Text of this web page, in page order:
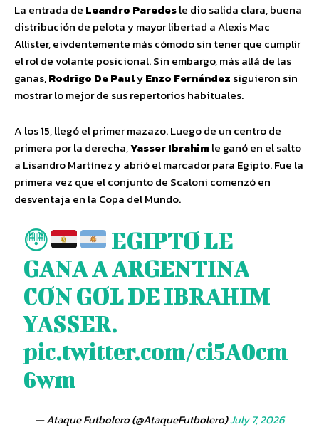
La entrada de Leandro Paredesle dio salida clara, buena
distribución de pelota y mayor libertad a Alexis Mac
Allister, eivdentemente más cómodo sin tener que cumplir
el rol de volante posicional. Sin embargo, más allá de las
ganas,Rodrigo De PaulyEnzo Fernández siguieron sin
mostrar lo mejor de sus repertorios habituales.
A los 15, llegó el primer mazazo. Luego de un centro de
primera por la derecha,Yasser Ibrahimle ganó en el salto
a Lisandro Martínez y abrió el marcador para Egipto. Fue la
primera vez que el conjunto de Scaloni comenzó en
desventaja en la Copa del Mundo.
😳
EGIPTO LE
GANA A ARGENTINA
CON GOL DE IBRAHIM
YASSER.
pic.twitter.com/ci5A0cm
6wm
— Ataque Futbolero (@AtaqueFutbolero)July 7, 2026